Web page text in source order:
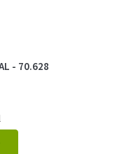
- 70.628